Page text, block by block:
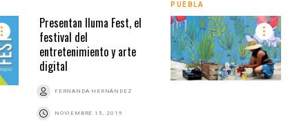
Presentan Iluma Fest, el
festival del
entretenimiento y arte
digital
FERNANDA HERNÁNDEZ
NOVIEMBRE 15, 2019
PUEBLA